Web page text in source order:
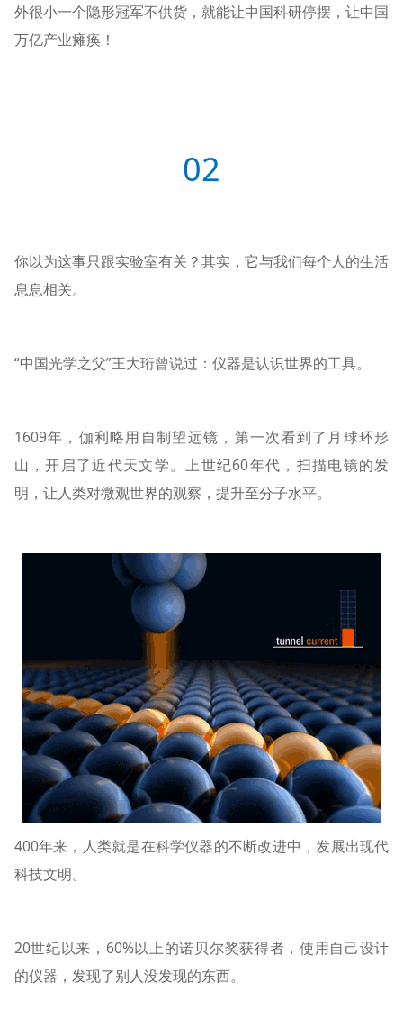
外很小一个隐形冠军不供货，就能让中国科研停摆，让中国
万亿产业瘫痪！
02
你以为这事只跟实验室有关？其实，它与我们每个人的生活
息息相关。
“中国光学之父”王大珩曾说过：仪器是认识世界的工具。
1609年，伽利略用自制望远镜，第一次看到了月球环形
山，开启了近代天文学。上世纪60年代，扫描电镜的发
明，让人类对微观世界的观察，提升至分子水平。
400年来，人类就是在科学仪器的不断改进中，发展出现代
科技文明。
20世纪以来，60%以上的诺贝尔奖获得者，使用自己设计
的仪器，发现了别人没发现的东西。